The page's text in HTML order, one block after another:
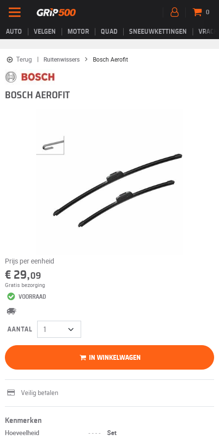
AUTO VELGEN MOTOR QUAD SNEEUWKETTINGEN
0
Terug Ruitenwissers Bosch Aerofit
BOSCH AEROFIT
Prijs per eenheid
€ 29,09
Gratis bezorging
VOORRAAD
AANTAL
IN WINKELWAGEN
Veilig betalen
Kenmerken
Hoeveelheid ----
Set